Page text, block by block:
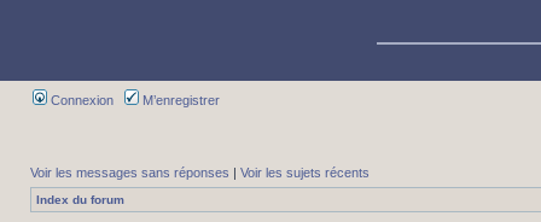
Connexion M’enregistrer
Voir les messages sans réponses | Voir les sujets récents
Index du forum